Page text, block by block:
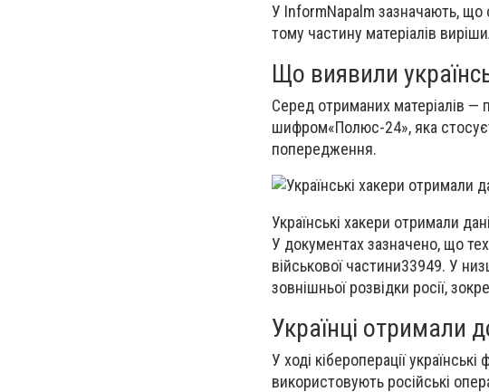
У InformNapalm зазначають, що
тому частину матеріалів
Що виявили
Серед отриманих матеріалів —
шифром«Полюс-24», яка
попередження.
Українські хакери отримали
У документах зазначено, що
військової частини33949. У
зовнішньої розвідки росії,
Українці отримали
У ході кібероперації
використовують російські